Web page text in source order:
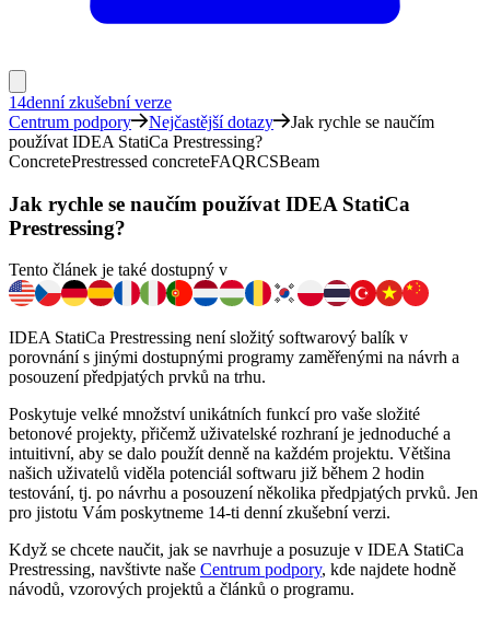
14denní zkušební verze
Centrum podpory
Nejčastější dotazy
Jak rychle se naučím
používat IDEA StatiCa Prestressing?
ConcretePrestressed concreteFAQRCSBeam
Jak rychle se naučím používat IDEA StatiCa
Prestressing?
Tento článek je také dostupný v
IDEA StatiCa Prestressing není složitý softwarový balík v
porovnání s jinými dostupnými programy zaměřenými na návrh a
posouzení předpjatých prvků na trhu.
Poskytuje velké množství unikátních funkcí pro vaše složité
betonové projekty, přičemž uživatelské rozhraní je jednoduché a
intuitivní, aby se dalo použít denně na každém projektu. Většina
našich uživatelů viděla potenciál softwaru již během 2 hodin
testování, tj. po návrhu a posouzení několika předpjatých prvků. Jen
pro jistotu Vám poskytneme 14-ti denní zkušební verzi.
Když se chcete naučit, jak se navrhuje a posuzuje v IDEA StatiCa
Prestressing, navštivte naše Centrum podpory, kde najdete hodně
návodů, vzorových projektů a článků o programu.